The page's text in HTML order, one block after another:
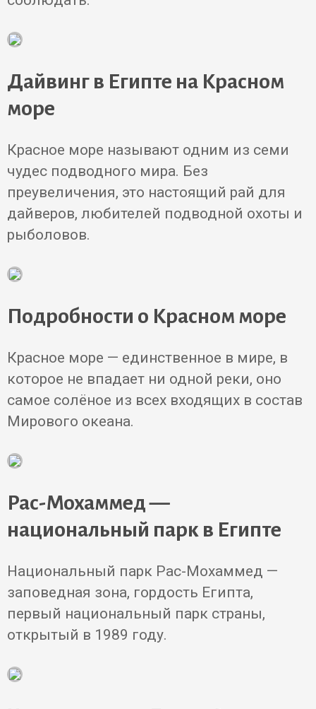
Дайвинг в Египте на Красном
море
Красное море называют одним из семи
чудес подводного мира. Без
преувеличения, это настоящий рай для
дайверов, любителей подводной охоты и
рыболовов.
Подробности о Красном море
Красное море — единственное в мире, в
которое не впадает ни одной реки, оно
самое солёное из всех входящих в состав
Мирового океана.
Рас-Мохаммед —
национальный парк в Египте
Национальный парк Рас-Мохаммед —
заповедная зона, гордость Египта,
первый национальный парк страны,
открытый в 1989 году.